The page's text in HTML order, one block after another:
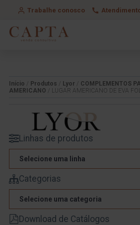
Trabalhe conosco
Início Produtos Lyor COMPLEMENTOS
AMERICANO / LUGAR AMERICANO DE EVA
Linhas de produtos
Selecione uma linha
Categorias
Selecione uma categoria
Download de Catálogos